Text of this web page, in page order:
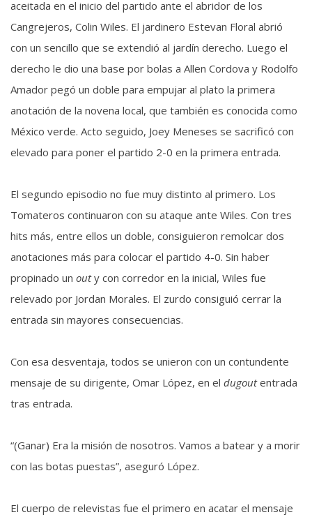
aceitada en el inicio del partido ante el abridor de los
Cangrejeros, Colin Wiles. El jardinero Estevan Floral abrió
con un sencillo que se extendió al jardín derecho. Luego el
derecho le dio una base por bolas a Allen Cordova y Rodolfo
Amador pegó un doble para empujar al plato la primera
anotación de la novena local, que también es conocida como
México verde. Acto seguido, Joey Meneses se sacrificó con
elevado para poner el partido 2-0 en la primera entrada.
El segundo episodio no fue muy distinto al primero. Los
Tomateros continuaron con su ataque ante Wiles. Con tres
hits más, entre ellos un doble, consiguieron remolcar dos
anotaciones más para colocar el partido 4-0. Sin haber
propinado un outy con corredor en la inicial, Wiles fue
relevado por Jordan Morales. El zurdo consiguió cerrar la
entrada sin mayores consecuencias.
Con esa desventaja, todos se unieron con un contundente
mensaje de su dirigente, Omar López, en el dugoutentrada
tras entrada.
“(Ganar) Era la misión de nosotros. Vamos a batear y a morir
con las botas puestas”, aseguró López.
El cuerpo de relevistas fue el primero en acatar el mensaje